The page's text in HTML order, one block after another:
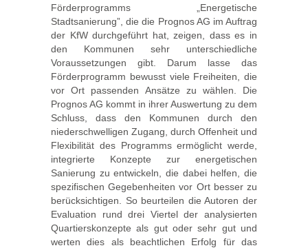
Förderprogramms „Energetische
Stadtsanierung”, die die Prognos AG im Auftrag
der KfW durchgeführt hat, zeigen, dass es in
den Kommunen sehr unterschiedliche
Voraussetzungen gibt. Darum lasse das
Förderprogramm bewusst viele Freiheiten, die
vor Ort passenden Ansätze zu wählen. Die
Prognos AG kommt in ihrer Auswertung zu dem
Schluss, dass den Kommunen durch den
niederschwelligen Zugang, durch Offenheit und
Flexibilität des Programms ermöglicht werde,
integrierte Konzepte zur energetischen
Sanierung zu entwickeln, die dabei helfen, die
spezifischen Gegebenheiten vor Ort besser zu
berücksichtigen. So beurteilen die Autoren der
Evaluation rund drei Viertel der analysierten
Quartierskonzepte als gut oder sehr gut und
werten dies als beachtlichen Erfolg für das